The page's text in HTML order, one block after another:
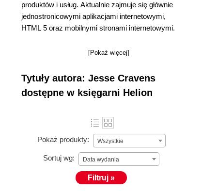
produktów i usług. Aktualnie zajmuje się głównie
jednostronicowymi aplikacjami internetowymi,
HTML 5 oraz mobilnymi stronami internetowymi.
[Pokaż więcej]
Tytuły autora: Jesse Cravens
dostępne w księgarni Helion
Pokaż produkty: Wszystkie
Sortuj wg: Data wydania
Filtruj »